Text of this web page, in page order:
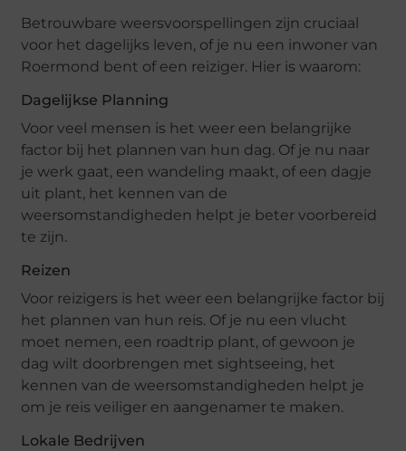
Betrouwbare weersvoorspellingen zijn cruciaal
voor het dagelijks leven, of je nu een inwoner van
Roermond bent of een reiziger. Hier is waarom:
Dagelijkse Planning
Voor veel mensen is het weer een belangrijke
factor bij het plannen van hun dag. Of je nu naar
je werk gaat, een wandeling maakt, of een dagje
uit plant, het kennen van de
weersomstandigheden helpt je beter voorbereid
te zijn.
Reizen
Voor reizigers is het weer een belangrijke factor bij
het plannen van hun reis. Of je nu een vlucht
moet nemen, een roadtrip plant, of gewoon je
dag wilt doorbrengen met sightseeing, het
kennen van de weersomstandigheden helpt je
om je reis veiliger en aangenamer te maken.
Lokale Bedrijven